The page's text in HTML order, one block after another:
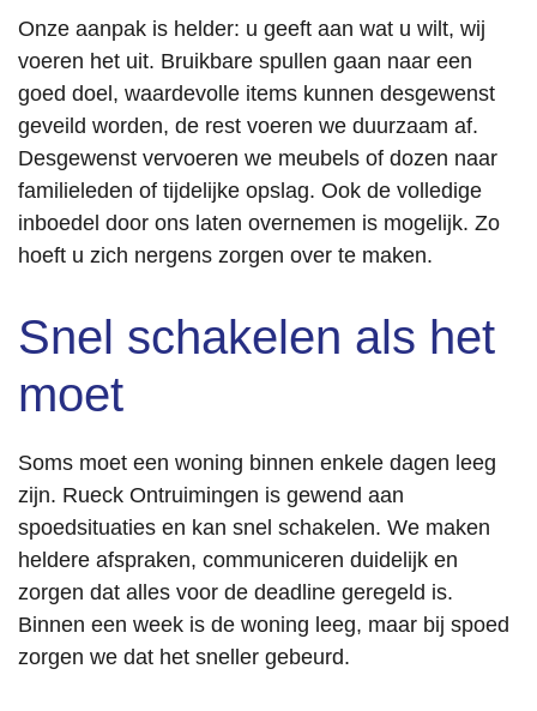
Onze aanpak is helder: u geeft aan wat u wilt, wij
voeren het uit. Bruikbare spullen gaan naar een
goed doel, waardevolle items kunnen desgewenst
geveild worden, de rest voeren we duurzaam af.
Desgewenst vervoeren we meubels of dozen naar
familieleden of tijdelijke opslag. Ook de volledige
inboedel door ons laten overnemen is mogelijk. Zo
hoeft u zich nergens zorgen over te maken.
Snel schakelen als het
moet
Soms moet een woning binnen enkele dagen leeg
zijn. Rueck Ontruimingen is gewend aan
spoedsituaties en kan snel schakelen. We maken
heldere afspraken, communiceren duidelijk en
zorgen dat alles voor de deadline geregeld is.
Binnen een week is de woning leeg, maar bij spoed
zorgen we dat het sneller gebeurd.